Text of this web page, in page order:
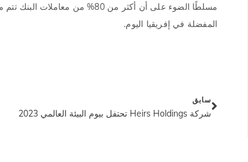
مسلطًا الضوء على أن أكثر من 80%
المفضلة في إفريقيا اليوم.
سابق
شركة Heirs Holdings تحتفل بيوم البيئة العالمي 2023